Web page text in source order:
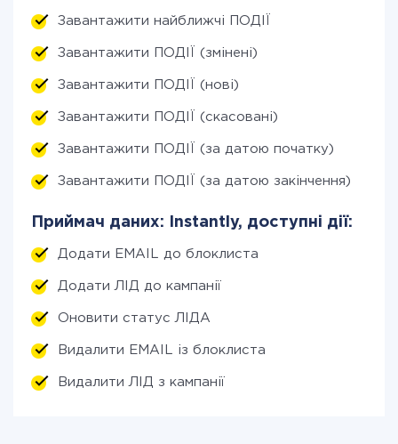
Завантажити найближчі ПОДІЇ
Завантажити ПОДІЇ (змінені)
Завантажити ПОДІЇ (нові)
Завантажити ПОДІЇ (скасовані)
Завантажити ПОДІЇ (за датою початку)
Завантажити ПОДІЇ (за датою закінчення)
Приймач даних: Instantly, доступні дії:
Додати EMAIL до блоклиста
Додати ЛІД до кампанії
Оновити статус ЛІДА
Видалити EMAIL із блоклиста
Видалити ЛІД з кампанії